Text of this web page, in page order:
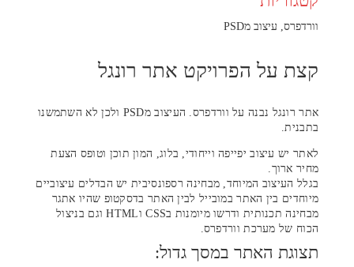
וורדפרס, עיצוב מPSD
קצת על הפרויקט אתר רונגל
אתר רונגל נבנה על וורדפרס. העיצוב מPSD ולכן לא השתמשנו
בתבנית.
לאתר יש עיצוב יפייפה וייחודי, בלוג, המון תוכן וטופס הצעת
מחיר ארוך.
בגלל העיצוב המיוחד, מבחינה רספונסיבית יש הבדלים עיצוביים
מיוחדים בין האתר במובייל לבין האתר בדסקטופ שהיו אתגר
מבחינה תכנותית ודרשו מיומנות בCSS וHTML וגם בניצול
הכוח של מערכת וורדפרס.
תצוגת האתר במסך גדול: